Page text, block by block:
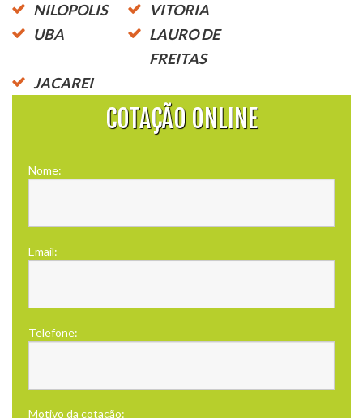
NILOPOLIS
VITORIA
UBA
LAURO DE
FREITAS
JACAREI
COTAÇÃO ONLINE
Nome:
Email:
Telefone:
Motivo da cotação: